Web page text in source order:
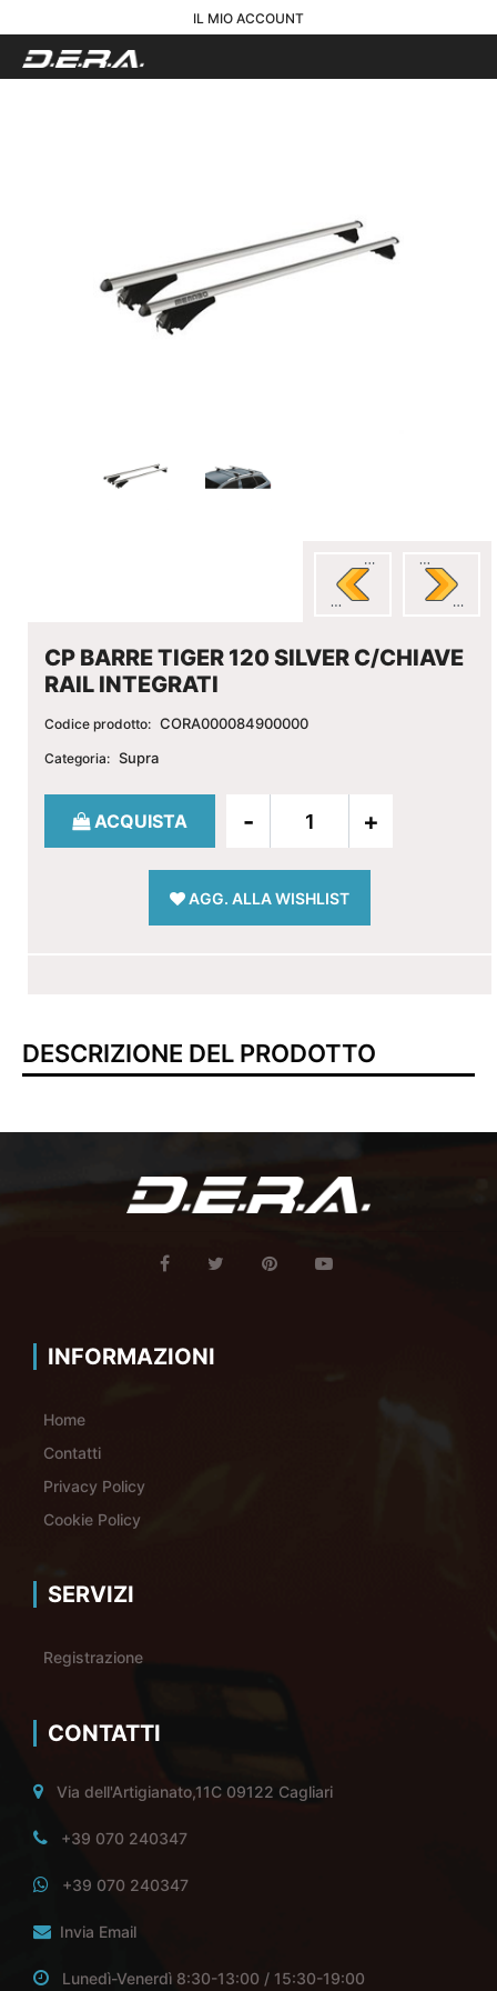
IL MIO ACCOUNT
CP BARRE TIGER 120 SILVER C/CHIAVE
RAIL INTEGRATI
Codice prodotto: CORA000084900000
Categoria: Supra
Quantità
ACQUISTA
AGG. ALLA WISHLIST
DESCRIZIONE DEL PRODOTTO
INFORMAZIONI
Home
Contatti
Privacy Policy
Cookie Policy
SERVIZI
Registrazione
CONTATTI
Via dell'Artigianato,11C 09122 Cagliari
+39 070 240347
+39 070 240347
Invia Email
Lunedì-Venerdì 8:30-13:00 / 15:30-19:00